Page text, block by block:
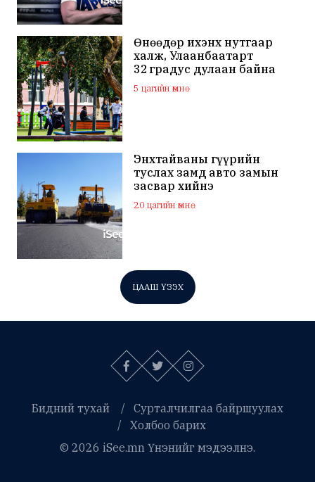
Өнөөдөр ихэнх нутгаар
халж, Улаанбаатарт
32 градус дулаан байна
5 цагийн өмнө
Энхтайваны гүүрийн
туслах замд авто замын
засвар хийнэ
20 цагийн өмнө
ЦААШ ҮЗЭХ
Бидний тухай
Сурталчилгаа байршуулах
Холбоо барих
© 2026 iSee.mn Үнэнийг мэдээлнэ.